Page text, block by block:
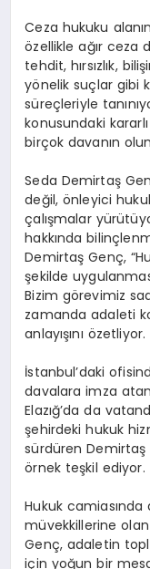
Ceza hukuku
özellikle ağır ceza
tehdit, hırsızlık,
yönelik suçlar gibi
süreçleriyle
konusundaki
birçok davanın
Seda Demirtaş
değil, önleyici
çalışmalar
hakkında
Demirtaş Genç,
şekilde
Bizim görevimiz
zamanda adaleti
anlayışını özetliyor.
İstanbul’daki
davalara imza
Elazığ’da da
şehirdeki hukuk
sürdüren Demirtaş
örnek teşkil ediyor.
Hukuk camiasında
müvekkillerine olan
Genç, adaletin
için yoğun bir